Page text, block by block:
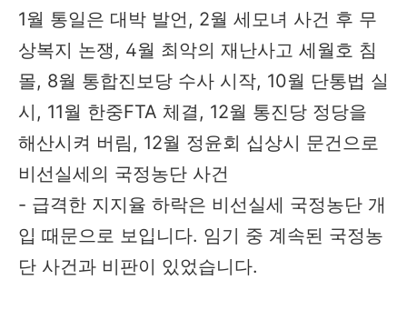
1월 통일은 대박 발언, 2월 세모녀 사건 후 무
상복지 논쟁, 4월 최악의 재난사고 세월호 침
몰, 8월 통합진보당 수사 시작, 10월 단통법 실
시, 11월 한중FTA 체결, 12월 통진당 정당을
해산시켜 버림, 12월 정윤회 십상시 문건으로
비선실세의 국정농단 사건
- 급격한 지지율 하락은 비선실세 국정농단 개
입 때문으로 보입니다. 임기 중 계속된 국정농
단 사건과 비판이 있었습니다.